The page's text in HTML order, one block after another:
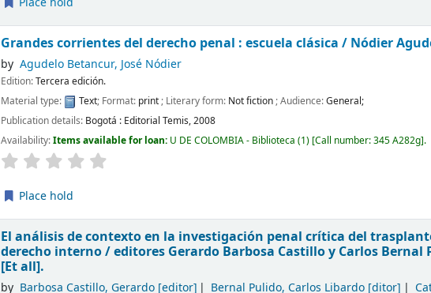
Grandes corrientes del derecho penal : escuela clásica / Nódier
by Agudelo Betancur, José Nódier
Edition:Tercera edición.
Material type:
Text; Format: print; Literary form: Not fiction; Audience:General;
Publication details: Bogotá : Editorial Temis,2008
Availability:Items available for loan: U DE COLOMBIA - Biblioteca (1) Call number:345 A282g .
Place hold
El análisis de contexto en la investigación penal crítica del
derecho interno /editores Gerardo Barbosa Castillo y Carlos Bernal
[Et all].
by Barbosa Castillo, Gerardo[editor] Bernal Pulido, Carlos Libardo [ditor]